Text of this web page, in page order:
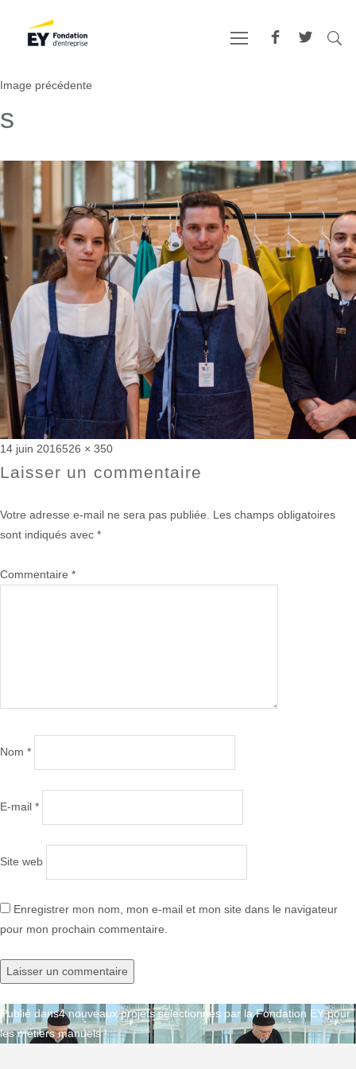
Image précédente
s
Publié
le
14 juin 2016Taille
réelle
526 × 350
Laisser un commentaire
Votre adresse e-mail ne sera pas publiée.
Les champs obligatoires
sont indiqués avec *
Commentaire *
Nom *
E-mail *
Site web
Enregistrer mon nom, mon e-mail et mon site dans le navigateur
pour mon prochain commentaire.
Navigation
Publié dans4 nouveaux projets sélectionnés par la Fondation EY pour
les métiers manuels !